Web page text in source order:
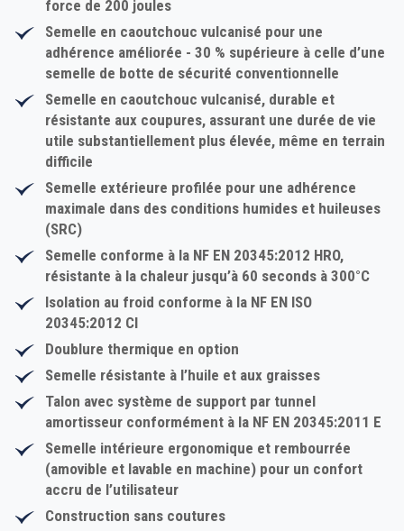
force de 200 joules
Semelle en caoutchouc vulcanisé pour une
adhérence améliorée - 30 % supérieure à celle d’une
semelle de botte de sécurité conventionnelle
Semelle en caoutchouc vulcanisé, durable et
résistante aux coupures, assurant une durée de vie
utile substantiellement plus élevée, même en terrain
difficile
Semelle extérieure profilée pour une adhérence
maximale dans des conditions humides et huileuses
(SRC)
Semelle conforme à la NF EN 20345:2012 HRO,
résistante à la chaleur jusqu’à 60 seconds à 300°C
Isolation au froid conforme à la NF EN ISO
20345:2012 CI
Doublure thermique en option
Semelle résistante à l’huile et aux graisses
Talon avec système de support par tunnel
amortisseur conformément à la NF EN 20345:2011 E
Semelle intérieure ergonomique et rembourrée
(amovible et lavable en machine) pour un confort
accru de l’utilisateur
Construction sans coutures